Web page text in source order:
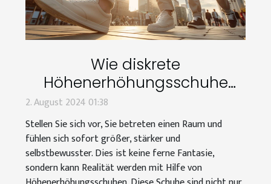
Wie diskrete
Höhenerhöhungsschuhe
Männer selbstbewusster
machen können
2. August 2024 01:38
Stellen Sie sich vor, Sie betreten einen Raum und
fühlen sich sofort größer, stärker und
selbstbewusster. Dies ist keine ferne Fantasie,
sondern kann Realität werden mit Hilfe von